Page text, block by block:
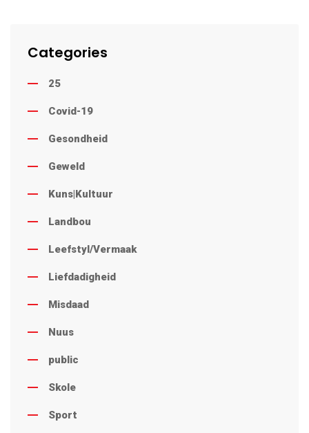
Categories
25
Covid-19
Gesondheid
Geweld
Kuns|Kultuur
Landbou
Leefstyl/Vermaak
Liefdadigheid
Misdaad
Nuus
public
Skole
Sport